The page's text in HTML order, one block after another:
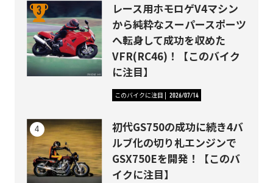
レース用ホモロゲV4マシン
から純粋なスーパースポーツ
へ転身して成功を収めた
VFR(RC46)！【このバイク
に注目】
このバイクに注目 2026/07/14
初代GS750の成功に続き4バ
ルブ化の切り札エンジンで
GSX750Eを開発！【このバ
イクに注目】